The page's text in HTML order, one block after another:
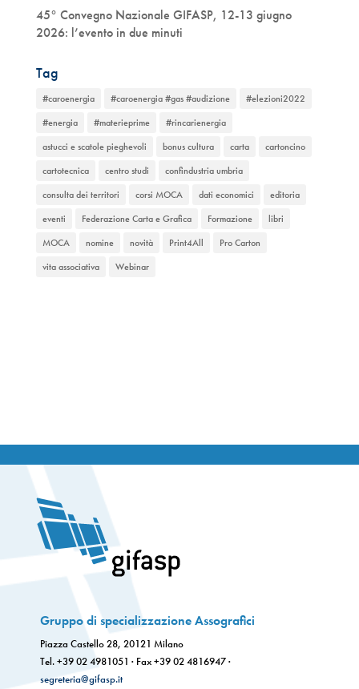
45° Convegno Nazionale GIFASP, 12-13 giugno
2026: l’evento in due minuti
Tag
#caroenergia #caroenergia #gas #audizione
#elezioni2022
#energia
#materieprime
#rincarienergia
astucci e scatole pieghevoli
bonus cultura carta
cartoncino
cartotecnica
centro studi
confindustria umbria
consulta dei territori
corsi MOCA dati economici
editoria
eventi
Federazione Carta e Grafica Formazione
libri
MOCA
nomine novità Print4All
Pro Carton
vita associativa
Webinar
Gruppo di specializzazione Assografici
Piazza Castello 28, 20121 Milano
Tel. +39 02 4981051 · Fax +39 02 4816947 ·
segreteria@gifasp.it